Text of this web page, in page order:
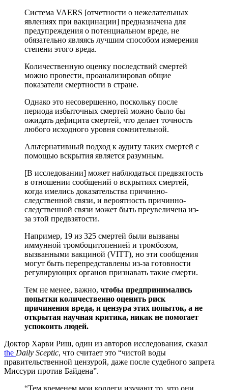
Система VAERS [отчетности о нежелательных
явлениях при вакцинации] предназначена для
предупреждения о потенциальном вреде, не
обязательно являясь лучшим способом измерения
степени этого вреда.
Количественную оценку последствий смертей
можно провести, проанализировав общие
показатели смертности в стране.
Однако это несовершенно, поскольку после
периода избыточных смертей можно было бы
ожидать дефицита смертей, что делает точность
любого исходного уровня сомнительной.
Альтернативный подход к аудиту таких смертей с
помощью вскрытия является разумным.
[В исследовании] может наблюдаться предвзятость
в отношении сообщений о вскрытиях смертей,
когда имелись доказательства причинно-
следственной связи, и вероятность причинно-
следственной связи может быть преувеличена из-
за этой предвзятости.
Например, 19 из 325 смертей были вызваны
иммунной тромбоцитопенией и тромбозом,
вызванными вакциной (VITT), но эти сообщения
могут быть перепредставлены из-за готовности
регулирующих органов признавать такие смерти.
Тем не менее, важно, чтобы предпринимались
попытки количественно оценить риск
причинения вреда, и цензура этих попыток, а не
открытая научная критика, никак не помогает
успокоить людей.
Доктор Харви Риш, один из авторов исследования, сказал
the Daily Sceptic, что считает это “чистой воды
правительственной цензурой, даже после судебного запрета
Миссури против Байдена”.
“Тем временем мои коллеги изучают то, что они